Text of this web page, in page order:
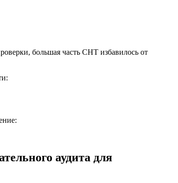
большая часть СНТ избавилось от
аудита для